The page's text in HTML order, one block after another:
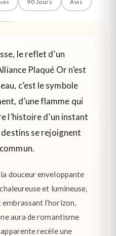
90 Jours Avis
le reflet d’un
Plaqué Or n’est
c’est le symbole
d’une flamme qui
l’histoire d’un instant
destins se rejoignent
douceur enveloppante
et lumineuse,
l’horizon,
aura de romantisme
recèle une